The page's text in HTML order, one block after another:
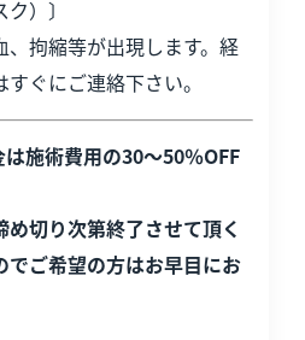
）〕
拘縮等が出現します。経
ぐにご連絡下さい。
施術費用の30～50％OFF
切り次第終了させて頂く
でご希望の方はお早目にお